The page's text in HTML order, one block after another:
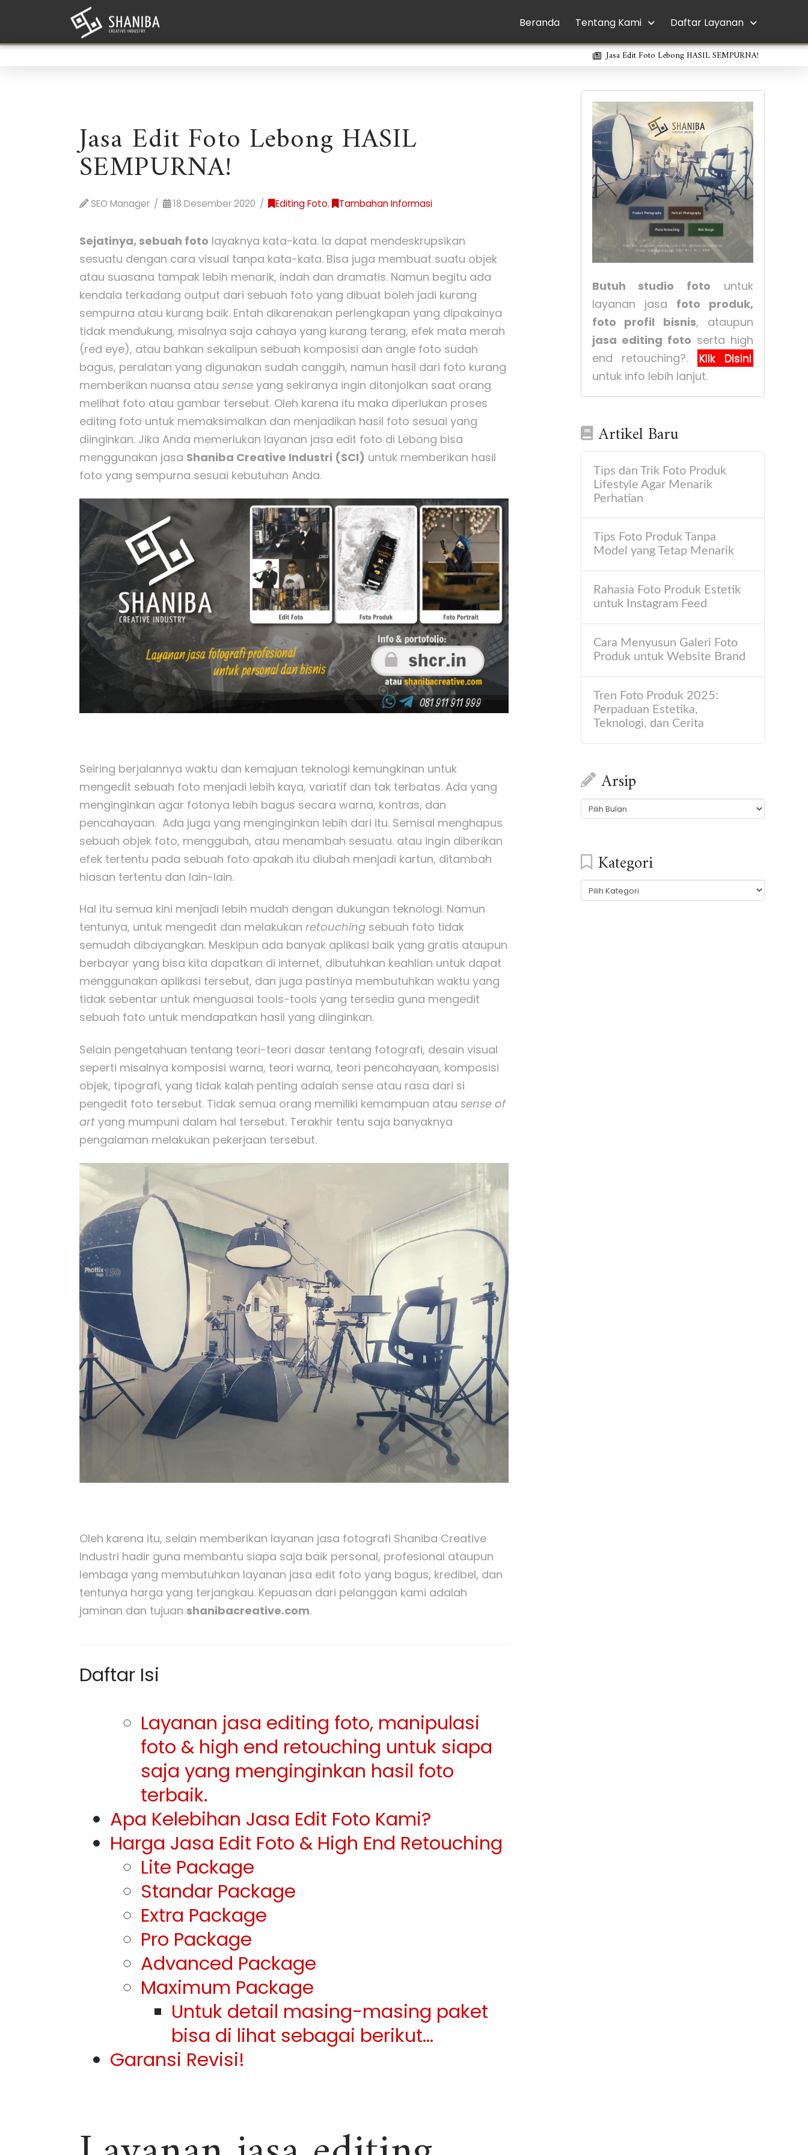
Beranda Tentang Kami Daftar Layanan
Jasa Edit Foto Lebong HASIL SEMPURNA!
Jasa Edit Foto Lebong HASIL
SEMPURNA!
SEO Manager 18 Desember 2020 Editing Foto, Tambahan Informasi
Sejatinya, sebuah foto layaknya kata-kata. Ia dapat mendeskrupsikan
sesuatu dengan cara visual tanpa kata-kata. Bisa juga membuat suatu objek
atau suasana tampak lebih menarik, indah dan dramatis. Namun begitu ada
kendala terkadang output dari sebuah foto yang dibuat boleh jadi kurang
sempurna atau kurang baik. Entah dikarenakan perlengkapan yang dipakainya
tidak mendukung, misalnya saja cahaya yang kurang terang, efek mata merah
(red eye), atau bahkan sekalipun sebuah komposisi dan angle foto sudah
bagus, peralatan yang digunakan sudah canggih, namun hasil dari foto kurang
memberikan nuansa atau sense yang sekiranya ingin ditonjolkan saat orang
melihat foto atau gambar tersebut. Oleh karena itu maka diperlukan proses
editing foto untuk memaksimalkan dan menjadikan hasil foto sesuai yang
diinginkan. Jika Anda memerlukan layanan jasa edit foto di Lebong bisa
menggunakan jasa Shaniba Creative Industri (SCI) untuk memberikan hasil
foto yang sempurna sesuai kebutuhan Anda.
Seiring berjalannya waktu dan kemajuan teknologi kemungkinan untuk
mengedit sebuah foto menjadi lebih kaya, variatif dan tak terbatas. Ada yang
menginginkan agar fotonya lebih bagus secara warna, kontras, dan
pencahayaan. Ada juga yang menginginkan lebih dari itu. Semisal menghapus
sebuah objek foto, menggubah, atau menambah sesuatu. atau ingin diberikan
efek tertentu pada sebuah foto apakah itu diubah menjadi kartun, ditambah
hiasan tertentu dan lain-lain.
Hal itu semua kini menjadi lebih mudah dengan dukungan teknologi. Namun
tentunya, untuk mengedit dan melakukan retouching sebuah foto tidak
semudah dibayangkan. Meskipun ada banyak aplikasi baik yang gratis ataupun
berbayar yang bisa kita dapatkan di internet, dibutuhkan keahlian untuk dapat
menggunakan aplikasi tersebut, dan juga pastinya membutuhkan waktu yang
tidak sebentar untuk menguasai tools-tools yang tersedia guna mengedit
sebuah foto untuk mendapatkan hasil yang diinginkan.
Selain pengetahuan tentang teori-teori dasar tentang fotografi, desain visual
seperti misalnya komposisi warna, teori warna, teori pencahayaan, komposisi
objek, tipografi, yang tidak kalah penting adalah sense atau rasa dari si
pengedit foto tersebut. Tidak semua orang memiliki kemampuan atau sense of
art yang mumpuni dalam hal tersebut. Terakhir tentu saja banyaknya
pengalaman melakukan pekerjaan tersebut.
Oleh karena itu, selain memberikan layanan jasa fotografi Shaniba Creative
Industri hadir guna membantu siapa saja baik personal, profesional ataupun
lembaga yang membutuhkan layanan jasa edit foto yang bagus, kredibel, dan
tentunya harga yang terjangkau. Kepuasan dari pelanggan kami adalah
jaminan dan tujuan shanibacreative.com.
Daftar Isi
Layanan jasa editing foto, manipulasi
foto & high end retouching untuk siapa
saja yang menginginkan hasil foto
terbaik.
Apa Kelebihan Jasa Edit Foto Kami?
Harga Jasa Edit Foto & High End Retouching
Lite Package
Standar Package
Extra Package
Pro Package
Advanced Package
Maximum Package
Untuk detail masing-masing paket
bisa di lihat sebagai berikut…
Garansi Revisi!
Butuh studio foto untuk
layanan jasa foto produk,
foto profil bisnis, ataupun
jasa editing foto serta high
end retouching?.
Klik Disini
untuk info lebih lanjut.
Artikel Baru
Tips dan Trik Foto Produk
Lifestyle Agar Menarik
Perhatian
Tips Foto Produk Tanpa
Model yang Tetap Menarik
Rahasia Foto Produk Estetik
untuk Instagram Feed
Cara Menyusun Galeri Foto
Produk untuk Website Brand
Tren Foto Produk 2025:
Perpaduan Estetika,
Teknologi, dan Cerita
Arsip
Arsip
Kategori
Kategori